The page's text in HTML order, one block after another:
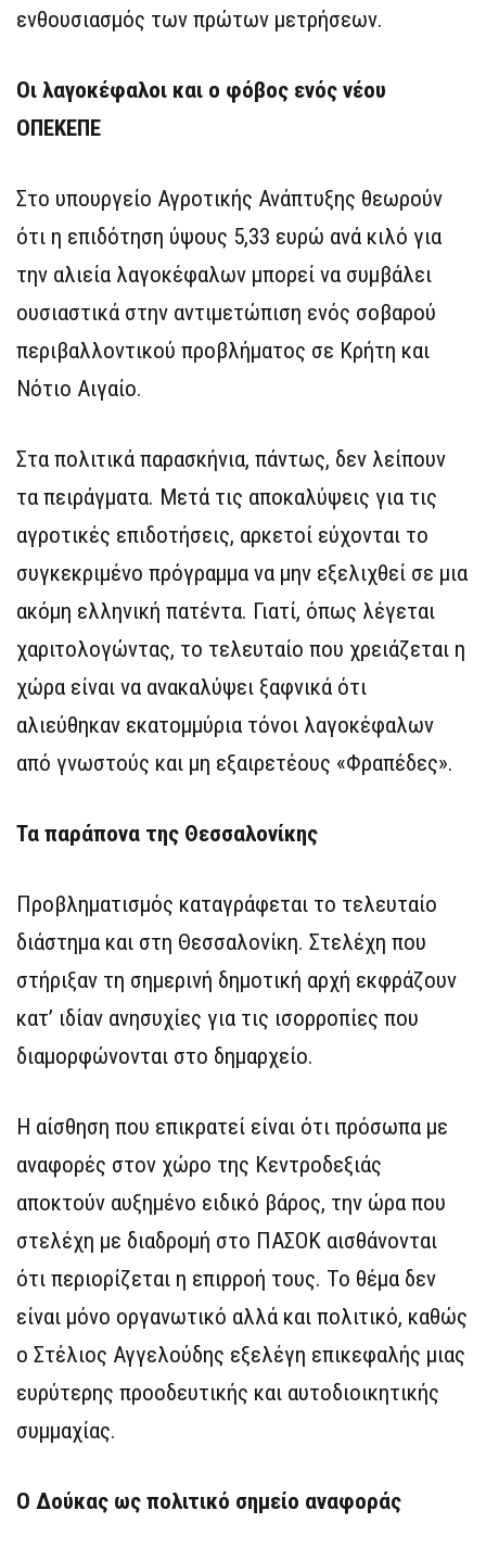
ενθουσιασμός των πρώτων μετρήσεων.
Οι λαγοκέφαλοι και ο φόβος ενός νέου
ΟΠΕΚΕΠΕ
Στο υπουργείο Αγροτικής Ανάπτυξης θεωρούν
ότι η επιδότηση ύψους 5,33 ευρώ ανά κιλό για
την αλιεία λαγοκέφαλων μπορεί να συμβάλει
ουσιαστικά στην αντιμετώπιση ενός σοβαρού
περιβαλλοντικού προβλήματος σε Κρήτη και
Νότιο Αιγαίο.
Στα πολιτικά παρασκήνια, πάντως, δεν λείπουν
τα πειράγματα. Μετά τις αποκαλύψεις για τις
αγροτικές επιδοτήσεις, αρκετοί εύχονται το
συγκεκριμένο πρόγραμμα να μην εξελιχθεί σε μια
ακόμη ελληνική πατέντα. Γιατί, όπως λέγεται
χαριτολογώντας, το τελευταίο που χρειάζεται η
χώρα είναι να ανακαλύψει ξαφνικά ότι
αλιεύθηκαν εκατομμύρια τόνοι λαγοκέφαλων
από γνωστούς και μη εξαιρετέους «Φραπέδες».
Τα παράπονα της Θεσσαλονίκης
Προβληματισμός καταγράφεται το τελευταίο
διάστημα και στη Θεσσαλονίκη. Στελέχη που
στήριξαν τη σημερινή δημοτική αρχή εκφράζουν
κατ’ ιδίαν ανησυχίες για τις ισορροπίες που
διαμορφώνονται στο δημαρχείο.
Η αίσθηση που επικρατεί είναι ότι πρόσωπα με
αναφορές στον χώρο της Κεντροδεξιάς
αποκτούν αυξημένο ειδικό βάρος, την ώρα που
στελέχη με διαδρομή στο ΠΑΣΟΚ αισθάνονται
ότι περιορίζεται η επιρροή τους. Το θέμα δεν
είναι μόνο οργανωτικό αλλά και πολιτικό, καθώς
ο Στέλιος Αγγελούδης εξελέγη επικεφαλής μιας
ευρύτερης προοδευτικής και αυτοδιοικητικής
συμμαχίας.
Ο Δούκας ως πολιτικό σημείο αναφοράς